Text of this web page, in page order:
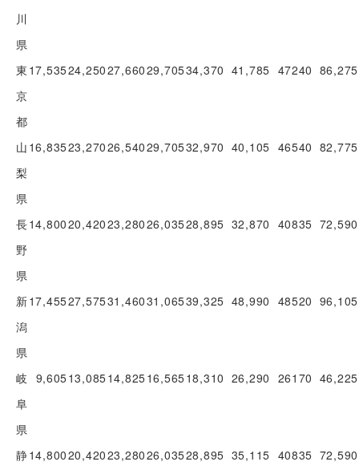
川
県
東
京
都
17,53524,25027,66029,70534,370 41,785 47240 86,275
山
梨
県
16,83523,27026,54029,70532,970 40,105 46540 82,775
長
野
県
14,80020,42023,28026,03528,895 32,870 40835 72,590
新
潟
県
17,45527,57531,46031,06539,325 48,990 48520 96,105
岐
阜
県
9,60513,08514,82516,56518,310 26,290 26170 46,225
静14,80020,42023,28026,03528,895 35,115 40835 72,590